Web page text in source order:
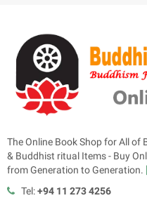
The Online Book Shop for All of
& Buddhist ritual Items - Buy
from Generation to Generation.
Tel:+94 11 273 4256